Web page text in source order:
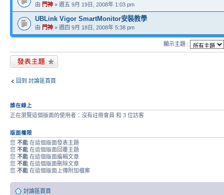
由 門神 » 週五 9月 19日, 2008年 1:03 pm
UBLink Vigor SmartMonitor安裝教學
由 門神 » 週四 9月 18日, 2008年 5:38 pm
顯示主題 :
發表新主題
回到 討論區首頁
誰在線上
正在瀏覽這個版面的使用者：沒有註冊會員 和 3 位訪客
版面權限
您 不能 在這個版面發表主題
您 不能 在這個版面回覆主題
您 不能 在這個版面編輯文章
您 不能 在這個版面刪除文章
您 不能 在這個版面上傳附加檔案
討論區首頁